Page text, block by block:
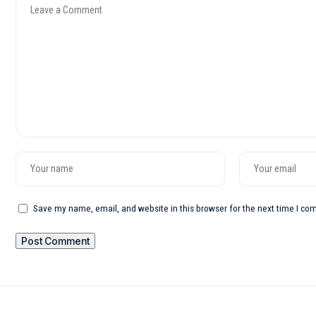
Save my name, email, and website in this browser for the next time I